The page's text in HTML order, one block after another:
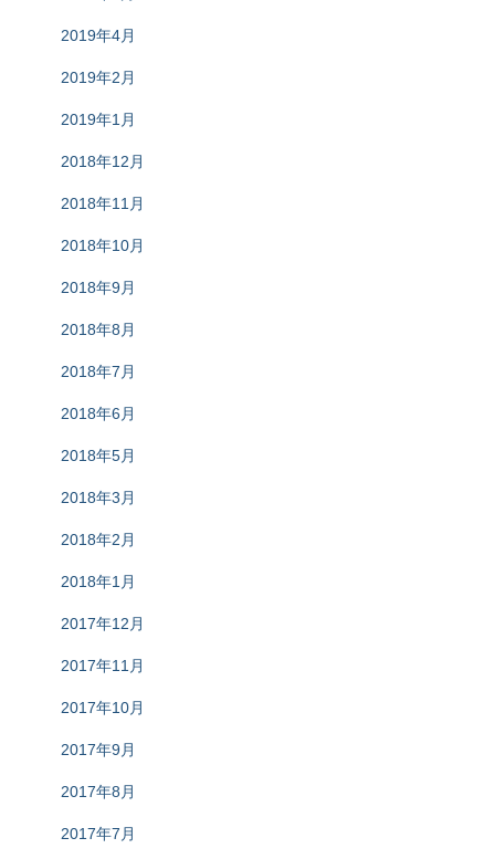
2019年4月
2019年2月
2019年1月
2018年12月
2018年11月
2018年10月
2018年9月
2018年8月
2018年7月
2018年6月
2018年5月
2018年3月
2018年2月
2018年1月
2017年12月
2017年11月
2017年10月
2017年9月
2017年8月
2017年7月